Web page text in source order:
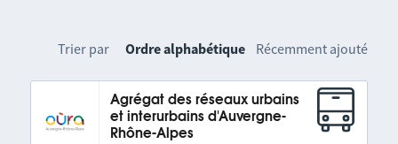
Trier par Ordre alphabétique Récemment ajouté
Agrégat des réseaux urbains
et interurbains d'Auvergne-
Rhône-Alpes